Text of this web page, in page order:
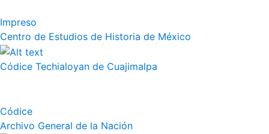
Impreso
Centro de Estudios de Historia de México
Códice Techialoyan de Cuajimalpa
Códice
Archivo General de la Nación